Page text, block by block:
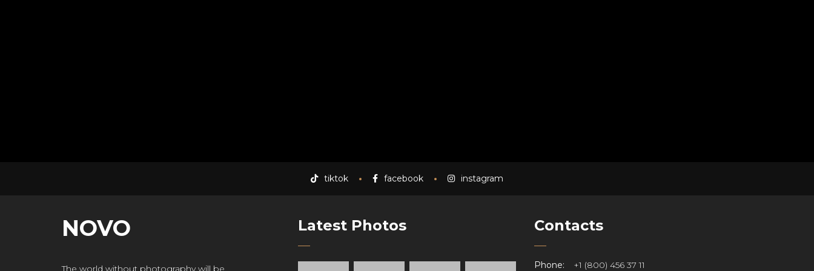
tiktok facebook instagram
NOVO
The world without photography will be
Latest Photos Contacts
Phone: +1 (800) 456 37 11